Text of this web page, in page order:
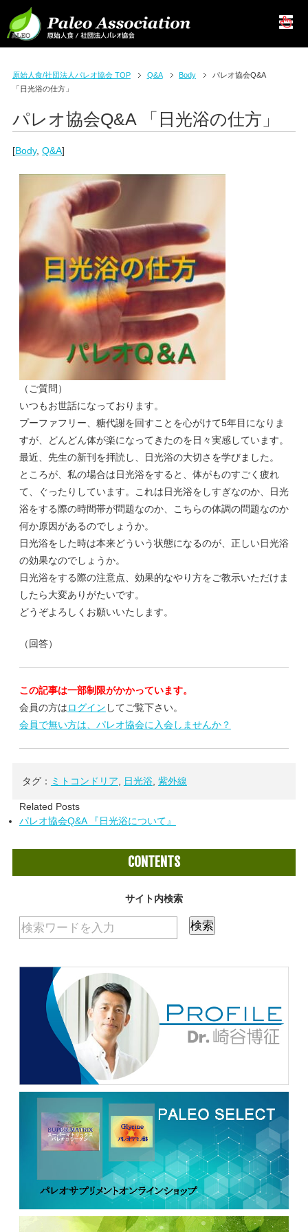
原始人食/社団法人パレオ協会 TOP Q&A Body
パレオ協会Q&A
「日光浴の仕方」
パレオ協会Q&A 「日光浴の仕方」
[Body, Q&A]
（ご質問）
いつもお世話になっております。
プーファフリー、糖代謝を回すことを心がけて5年目になりま
すが、どんどん体が楽になってきたのを日々実感しています。
最近、先生の新刊を拝読し、日光浴の大切さを学びました。
ところが、私の場合は日光浴をすると、体がものすごく疲れ
て、ぐったりしています。これは日光浴をしすぎなのか、日光
浴をする際の時間帯が問題なのか、こちらの体調の問題なのか
何か原因があるのでしょうか。
日光浴をした時は本来どういう状態になるのが、正しい日光浴
の効果なのでしょうか。
日光浴をする際の注意点、効果的なやり方をご教示いただけま
したら大変ありがたいです。
どうぞよろしくお願いいたします。
（回答）
この記事は一部制限がかかっています。
会員の方はログイン してご覧下さい。
会員で無い方は、パレオ協会に入会しませんか？
タグ： ミトコンドリア 日光浴 紫外線
Related Posts
パレオ協会Q&A 『日光浴について』
CONTENTS
サイト内検索